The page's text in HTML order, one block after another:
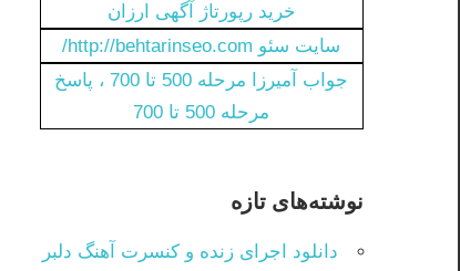
خرید رپورتاژ آگهی ارزان
سایت سئو http://behtarinseo.com/
جواب آمیرزا مرحله 500 تا 700 ، پاسخ
مرحله 500 تا 700
نوشته‌های تازه
دانلود اجرای زنده و کنسرت آهنگ دلبر